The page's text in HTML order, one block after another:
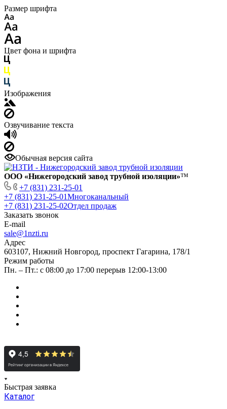
Размер шрифта
Цвет фона и шрифта
Изображения
Озвучивание текста
Обычная версия сайта
ООО «Нижегородский завод трубной изоляции»™
+7 (831) 231-25-01
+7 (831) 231-25-01Многоканальный
+7 (831) 231-25-02Отдел продаж
Заказать звонок
E-mail
sale@1nzti.ru
Адрес
603107, Нижний Новгород, проспект Гагарина, 178/1
Режим работы
Пн. – Пт.: с 08:00 до 17:00 перерыв 12:00-13:00
Быстрая заявка
Каталог